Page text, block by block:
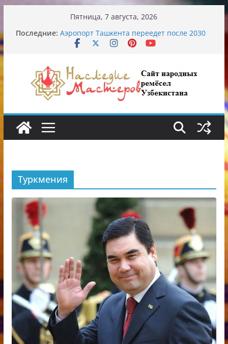
содержимому
Пятница, 7 августа, 2026
Последние: Аэропорт Ташкента переедет после 2030
года
Обрушение на одном из ключевых
перекрёстков Ташкента: перекрыт
путепровод на Буюк Ипак Йули
Узбекские традиционные узоры:
символика и происхождение
Туркмения